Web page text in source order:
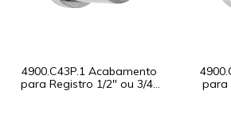
4900.C43P.1 Acabamento
para Registro 1/2" ou 3/4"
para